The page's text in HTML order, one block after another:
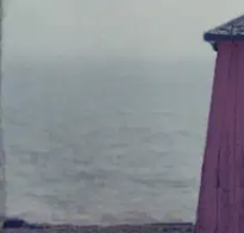
Lukijoiden rakastaman
Lahden seudulla kulkee
polulla. Sarjan
poikkeuksellisen raskaan
Rikosylikonstaapeli Kristiina
toivoo, ettei ainakaan
tapauksia. Toive on turha.
nainen, jonka Krisse tunnistaa.
kaikilta. Lisäksi Krissen
yrittää pelastaa sisällä olijat
kaivelemaan ihmisten